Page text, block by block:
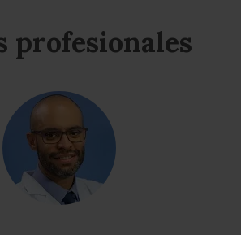
profesionales